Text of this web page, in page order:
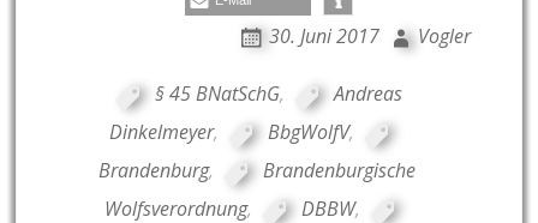
30. Juni 2017 Vogler
§ 45 BNatSchG,
Andreas
Dinkelmeyer, BbgWolfV,
Brandenburg,
Brandenburgische
Wolfsverordnung, DBBW,